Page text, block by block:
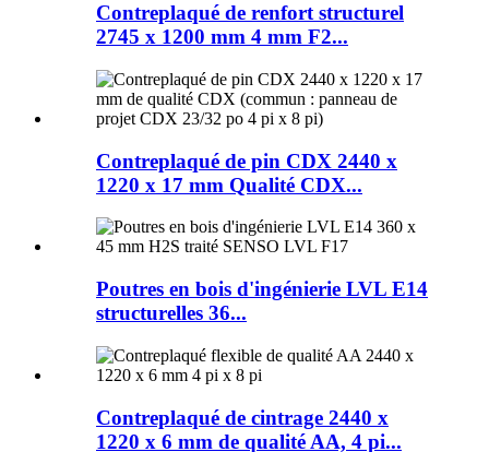
Contreplaqué de renfort structurel
2745 x 1200 mm 4 mm F2...
Contreplaqué de pin CDX 2440 x
1220 x 17 mm Qualité CDX...
Poutres en bois d'ingénierie LVL E14
structurelles 36...
Contreplaqué de cintrage 2440 x
1220 x 6 mm de qualité AA, 4 pi...